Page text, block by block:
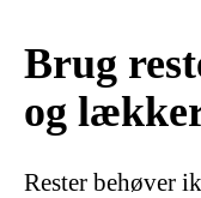
Brug
og
Rester behøver